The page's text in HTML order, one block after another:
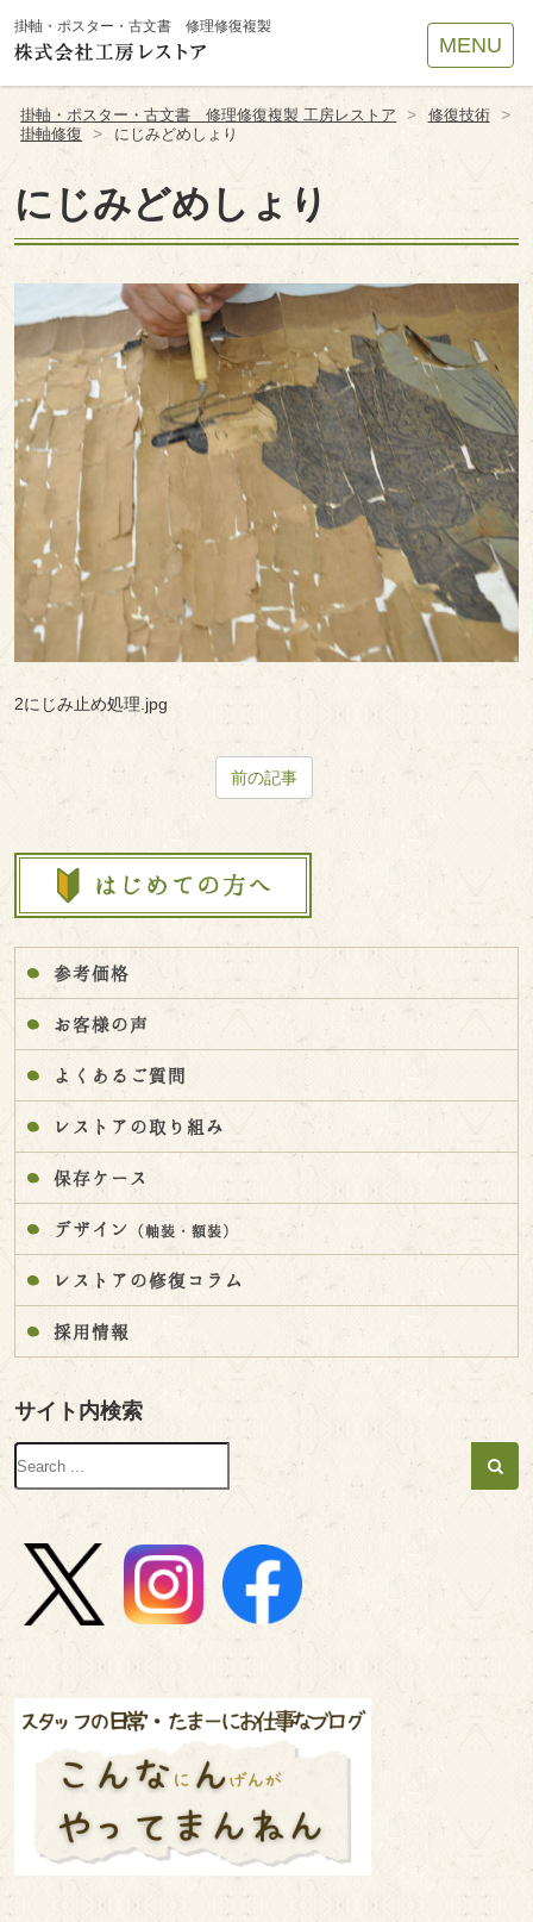
掛軸・ポスター・古文書 修理修復複製
MENU
掛軸・ポスター・古文書 修理修復複製 工房レストア > 修復技術 >
掛軸修復 > にじみどめしょり
にじみどめしょり
2にじみ止め処理.jpg
前の記事
参考価格
お客様の声
よくあるご質問
レストアの取り組み
保存ケース
デザイン （軸装・額装）
レストアの修復コラム
採用情報
サイト内検索
Site
Footer